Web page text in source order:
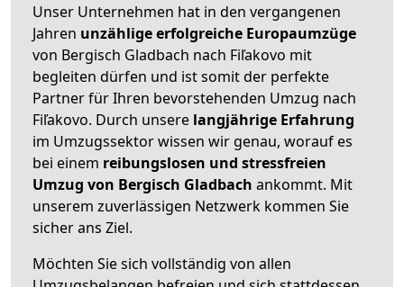
Unser Unternehmen hat in den vergangenen
Jahren unzählige erfolgreiche Europaumzüge
von Bergisch Gladbach nach Fiľakovo mit
begleiten dürfen und ist somit der perfekte
Partner für Ihren bevorstehenden Umzug nach
Fiľakovo. Durch unsere langjährige Erfahrung
im Umzugssektor wissen wir genau, worauf es
bei einem reibungslosen und stressfreien
Umzug von Bergisch Gladbach ankommt. Mit
unserem zuverlässigen Netzwerk kommen Sie
sicher ans Ziel.
Möchten Sie sich vollständig von allen